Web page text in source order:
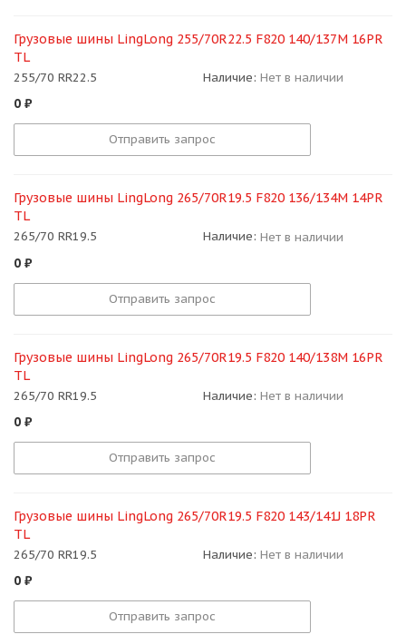
Грузовые шины LingLong 255/70R22.5 F820 140/137M 16PR
TL
255/70 RR22.5 Наличие: Нет в наличии
0 ₽
Отправить запрос
Грузовые шины LingLong 265/70R19.5 F820 136/134M 14PR
TL
265/70 RR19.5 Наличие: Нет в наличии
0 ₽
Отправить запрос
Грузовые шины LingLong 265/70R19.5 F820 140/138M 16PR
TL
265/70 RR19.5 Наличие: Нет в наличии
0 ₽
Отправить запрос
Грузовые шины LingLong 265/70R19.5 F820 143/141J 18PR
TL
265/70 RR19.5 Наличие: Нет в наличии
0 ₽
Отправить запрос